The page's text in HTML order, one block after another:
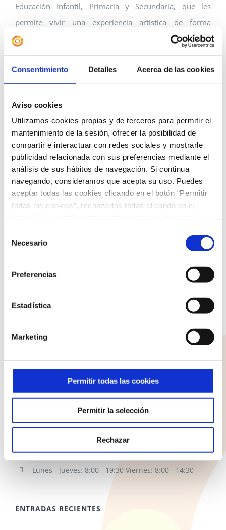
Consentimiento Detalles Acerca de las cookies
Aviso cookies
Utilizamos cookies propias y de terceros para permitir el
mantenimiento de la sesión, ofrecer la posibilidad de
compartir e interactuar con redes sociales y mostrarle
publicidad relacionada con sus preferencias mediante el
análisis de sus hábitos de navegación. Si continua
navegando, consideramos que acepta su uso. Puedes
aceptar todas las cookies clicando en el botón “Permitir
todas las cookies”, rechazarlas todas clicando en el
puede saber más acerca de nuestra
política de cookies.
Necesario
Preferencias
Estadística
Marketing
Permitir todas las cookies
Permitir la selección
Rechazar
Educación Infantil, Primaria y Secundaria, que les
permite vivir una experiencia artística de forma
plenamente integrada. A través del proceso creativo, el
alumnado desarrolla un sinfín de competencias e
inteligencias: el sentido de pertenencia a un grupo, la
interpretación, la participación en el cuerpo de baile, la
expresión creativa y el trabajo en equipo.
Actuando como protagonistas o formando parte del
grupo, los alumnos se familiarizan con el mundo de los
grandes musicales, comparten esfuerzo, ilusión y
responsabilidad, y viven momentos únicos que
refuerzan su crecimiento personal y artístico.
¡Prepárense para emocionarse y disfrutar de un
C/ Santo Domingo 1
35500 Arrecife
928 810 898
Lunes - Jueves: 8:00 - 19:30 Viernes: 8:00 - 14:30
ENTRADAS RECIENTES